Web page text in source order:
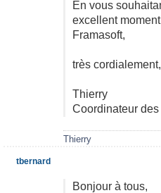
En vous
excellent
Framasoft,
très cordialement,
Thierry
Coordinateur
Thierry
Bonjour à tous,
tbernard